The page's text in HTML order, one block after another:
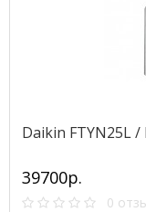
Daikin FTYN25L
39700р.
0